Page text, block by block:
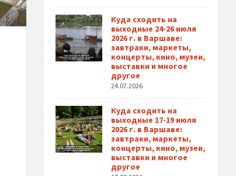
Куда сходить на
выходные 24-26 июля
2026 г. в Варшаве:
завтраки, маркеты,
концерты, кино, музеи,
выставки и многое
другое
24.07.2026
Куда сходить на
выходные 17-19 июля
2026 г. в Варшаве:
завтраки, маркеты,
концерты, кино, музеи,
выставки и многое
другое